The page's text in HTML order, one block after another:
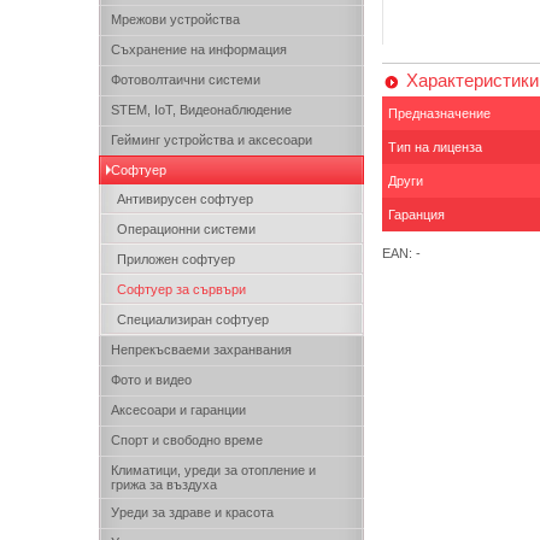
Мрежови устройства
Съхранение на информация
Фотоволтаични системи
STEM, IoT, Видеонаблюдение
Гейминг устройства и аксесоари
Софтуер
Антивирусен софтуер
Операционни системи
Приложен софтуер
Софтуер за сървъри
Специализиран софтуер
Непрекъсваеми захранвания
Фото и видео
Аксесоари и гаранции
Спорт и свободно време
Климатици, уреди за отопление и
грижа за въздуха
Уреди за здраве и красота
Характеристики
Предназначение
Тип на лиценза
Други
Гаранция
EAN: -